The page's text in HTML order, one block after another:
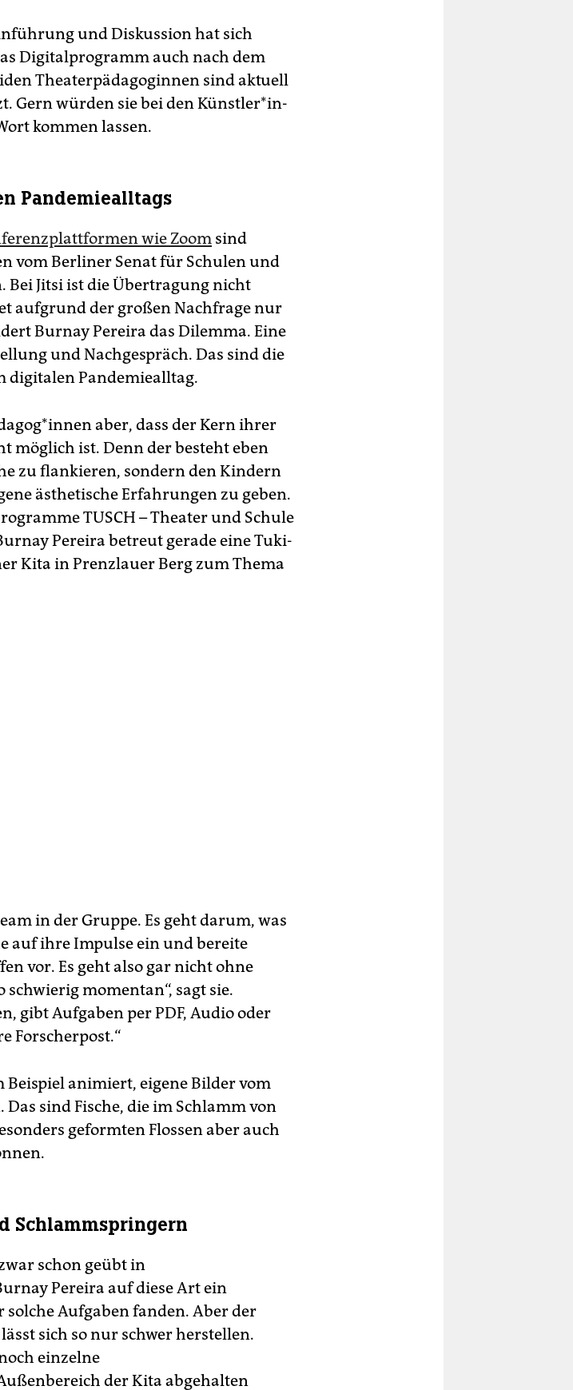
und Diskussion hat sich
Digitalprogramm auch nach dem
Theaterpädagoginnen sind aktuell
Gern würden sie bei den Künst­le­r*in­
kommen lassen.
Pandemiealltags
wie Zoom sind
vom Berliner Senat für Schulen und
Bei Jitsi ist die Übertragung nicht
aufgrund der großen Nachfrage nur
Burnay Pereira das Dilemma. Eine
und Nachgespräch. Das sind die
digitalen Pandemiealltag.
aber, dass der Kern ihrer
möglich ist. Denn der besteht eben
zu flankieren, sondern den Kindern
ästhetische Erfahrungen zu geben.
TUSCH – Theater und Schule
Pereira betreut gerade eine Tuki-
Kita in Prenzlauer Berg zum Thema
in der Gruppe. Es geht darum, was
auf ihre Impulse ein und bereite
vor. Es geht also gar nicht ohne
schwierig momentan“, sagt sie.
gibt Aufgaben per PDF, Audio oder
Forscherpost.“
animiert, eigene Bilder vom
sind Fische, die im Schlamm von
geformten Flossen aber auch
Schlammspringern
schon geübt in
Pereira auf diese Art ein
solche Aufgaben fanden. Aber der
sich so nur schwer herstellen.
einzelne
der Kita abgehalten